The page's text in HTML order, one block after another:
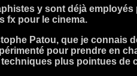
y sont déjà
fx pour le cinema.
Patou, que je connais
pour prendre en
plus pointues de